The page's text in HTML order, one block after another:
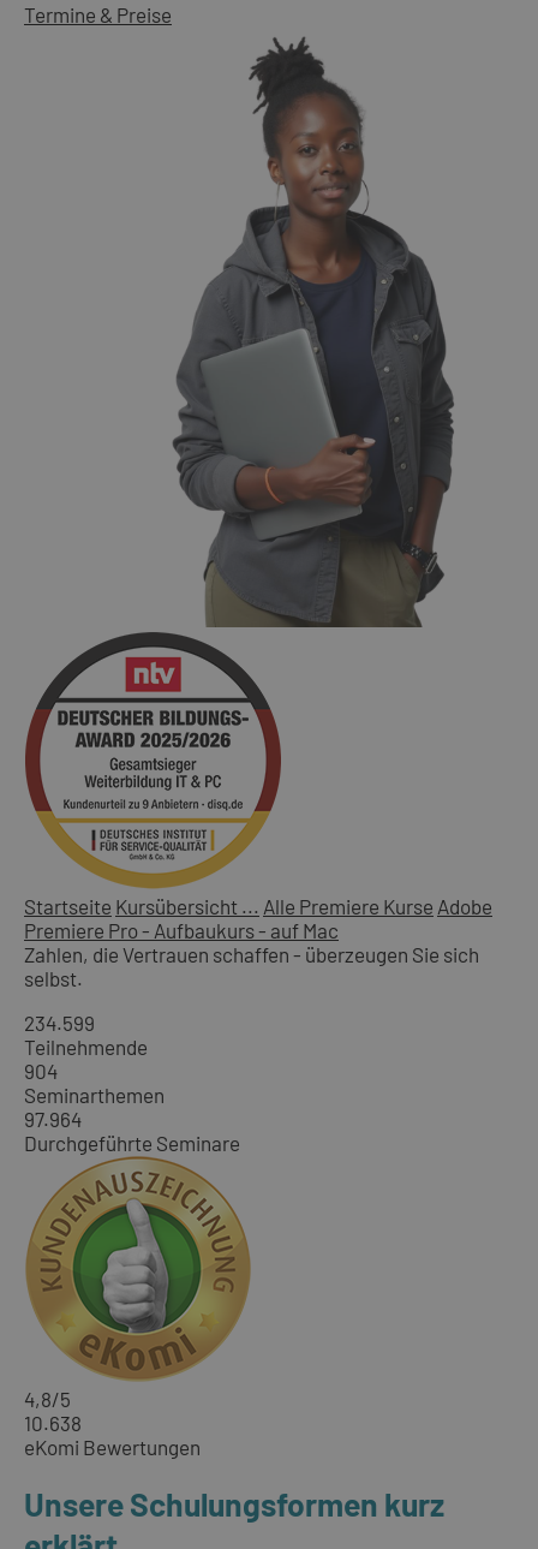
Termine & Preise
Startseite Kursübersicht ... Alle Premiere Kurse Adobe
Premiere Pro - Aufbaukurs - auf Mac
Zahlen, die Vertrauen schaffen - überzeugen Sie sich
selbst.
234.599
Teilnehmende
904
Seminarthemen
97.964
Durchgeführte Seminare
4,8/5
10.638
eKomi Bewertungen
Unsere Schulungsformen kurz